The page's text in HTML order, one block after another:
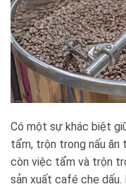
Có một sự khác biệt
tẩm, trộn trong nấu ăn
còn việc tẩm và trộn
sản xuất café che